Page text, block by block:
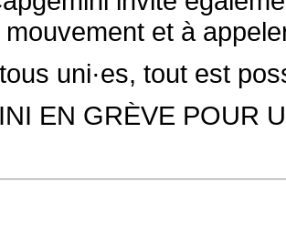
mouvement et à
uni·es, tout est
EN GRÈVE POUR